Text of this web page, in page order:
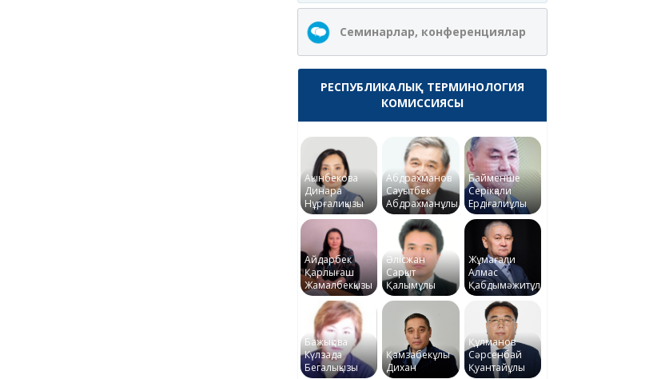
Семинарлар, конференциялар
РЕСПУБЛИКАЛЫҚ ТЕРМИНОЛОГИЯ
КОМИССИЯСЫ
Ақынбекова
Динара
Нұрғалиқызы
Абдрахманов
Сауытбек
Абдрахманұлы
Байменше
Серікқали
Ердіғалиұлы
Айдарбек
Қарлығаш
Жамалбекқызы
Әлісжан
Сарқыт
Қалымұлы
Жұмағали
Алмас
Қабдымәжитұлы
Бажықова
Күлзада
Бегалықызы
Қамзабекұлы
Дихан
Құлманов
Сәрсенбай
Қуантайұлы